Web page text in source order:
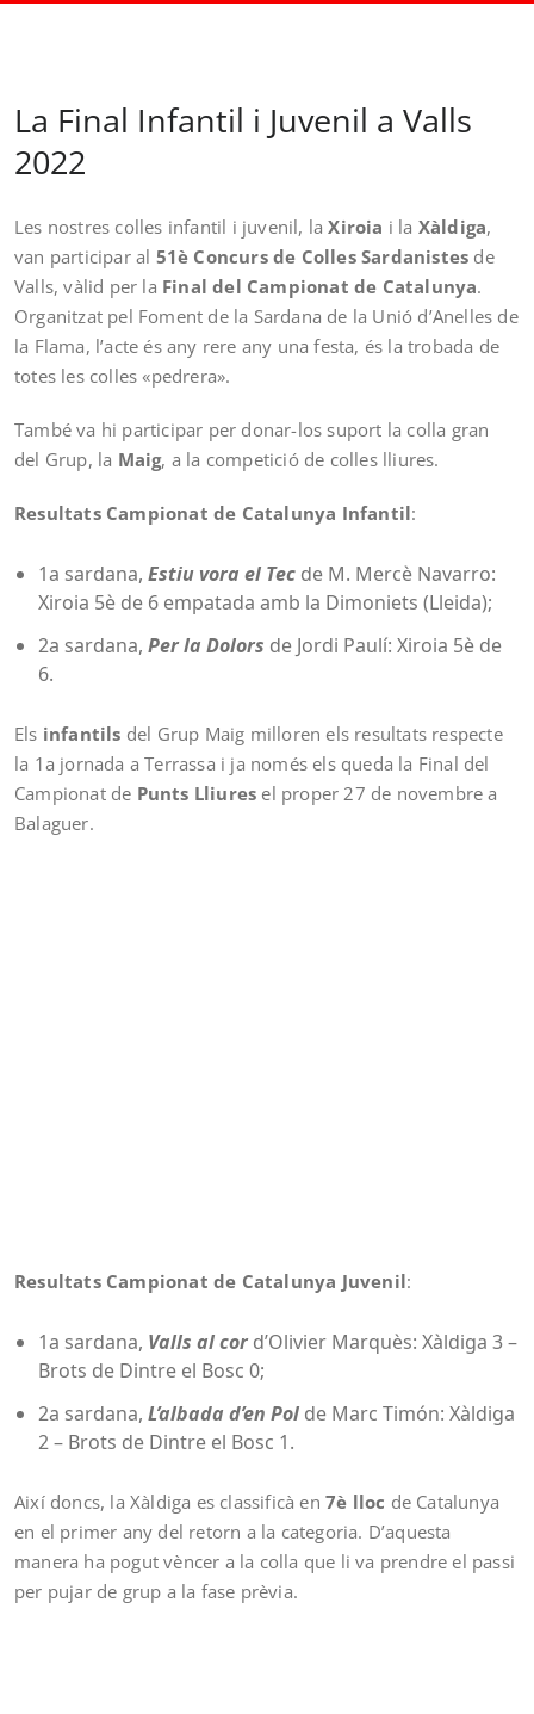
La Final Infantil i Juvenil a Valls
2022
Les nostres colles infantil i juvenil, laXiroia i la Xàldiga,
van participar al 51è Concurs de Colles Sardanistes de
Valls, vàlid per la Final del Campionat de Catalunya.
Organitzat pel Foment de la Sardana de la Unió d’Anelles de
la Flama, l’acte és any rere any una festa, és la trobada de
totes les colles «pedrera».
També va hi participar per donar-los suport la colla gran
del Grup, la Maig, a la competició de colles lliures.
Resultats Campionat de Catalunya Infantil:
1a sardana, Estiu vora el Tec de M. Mercè Navarro:
Xiroia 5è de 6 empatada amb la Dimoniets (Lleida);
2a sardana, Per la Dolors de Jordi Paulí: Xiroia 5è de
6.
Els infantils del Grup Maig milloren els resultats respecte
la 1a jornada a Terrassa i ja només els queda la Final del
Campionat de Punts Lliures el proper 27 de novembre a
Balaguer.
Resultats Campionat de Catalunya Juvenil:
1a sardana, Valls al cord’Olivier Marquès: Xàldiga 3 –
Brots de Dintre el Bosc 0;
2a sardana, L’albada d’en Pol de Marc Timón: Xàldiga
2 – Brots de Dintre el Bosc 1.
Així doncs, la Xàldiga es classificà en 7è lloc de Catalunya
en el primer any del retorn a la categoria. D’aquesta
manera ha pogut vèncer a la colla que li va prendre el passi
per pujar de grup a la fase prèvia.